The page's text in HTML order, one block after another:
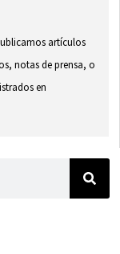
artículos
notas de prensa, o
en